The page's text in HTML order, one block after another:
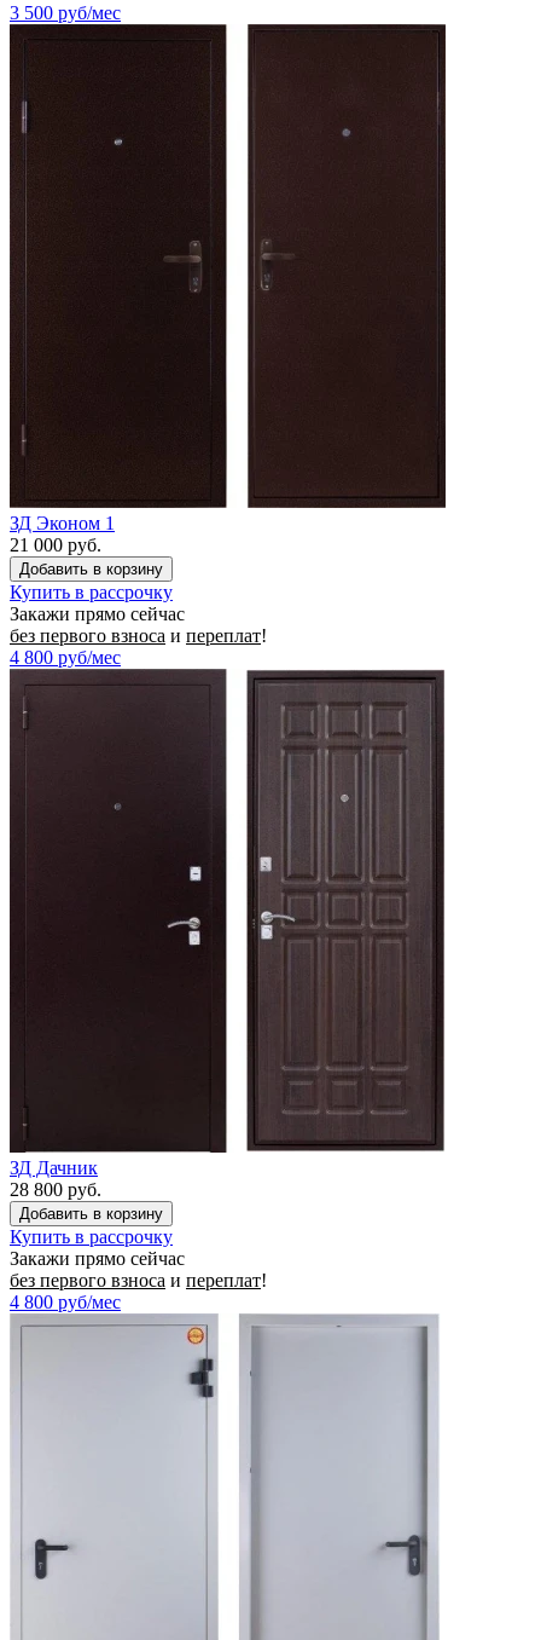
3 500 руб/мес
ЗД Эконом 1
21 000 руб.
Купить в рассрочку
Закажи прямо сейчас
без первого взноса и переплат!
4 800 руб/мес
ЗД Дачник
28 800 руб.
Купить в рассрочку
Закажи прямо сейчас
без первого взноса и переплат!
4 800 руб/мес